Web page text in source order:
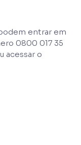
entrar em
0800 017 35
acessar o